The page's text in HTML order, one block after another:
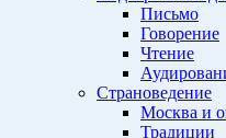
Письмо
Говорение
Чтение
Страноведение
Москва и
Традиции